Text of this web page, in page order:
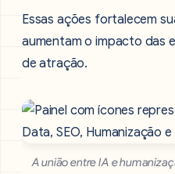
Essas ações fortalecem
aumentam o impacto das
de atração.
A união entre IA e